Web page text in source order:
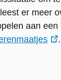
er meer
aan
.